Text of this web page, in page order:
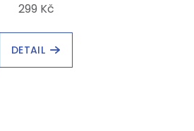
299 Kč
DETAIL